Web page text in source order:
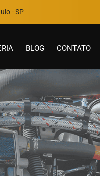
- SP​
BLOG CONTATO